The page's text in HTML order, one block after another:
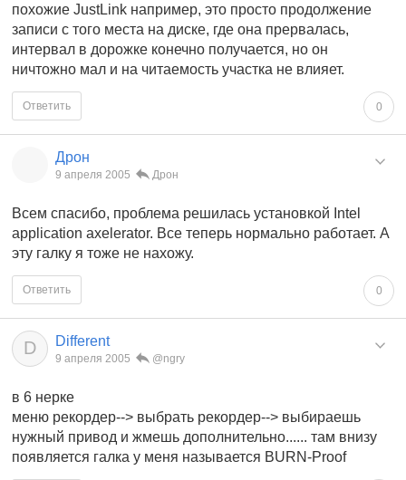
похожие JustLink например, это просто продолжение
записи с того места на диске, где она прервалась,
интервал в дорожке конечно получается, но он
ничтожно мал и на читаемость участка не влияет.
0
Ответить
Дрон
9 апреля 2005 Дрон
Всем спасибо, проблема решилась установкой Intel
application axelerator. Все теперь нормально работает. А
эту галку я тоже не нахожу.
0
Ответить
D Different
9 апреля 2005 @ngry
в 6 нерке
меню рекордер--> выбрать рекордер--> выбираешь
нужный привод и жмешь дополнительно...... там внизу
появляется галка у меня называется BURN-Proof